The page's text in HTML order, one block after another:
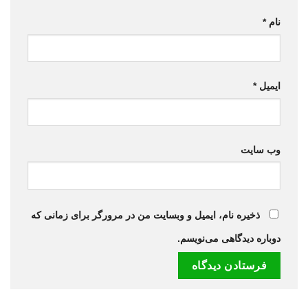
نام*
ایمیل*
وب‌ سایت
ذخیره نام، ایمیل و وبسایت من در مرورگر برای زمانی که
دوباره دیدگاهی می‌نویسم.